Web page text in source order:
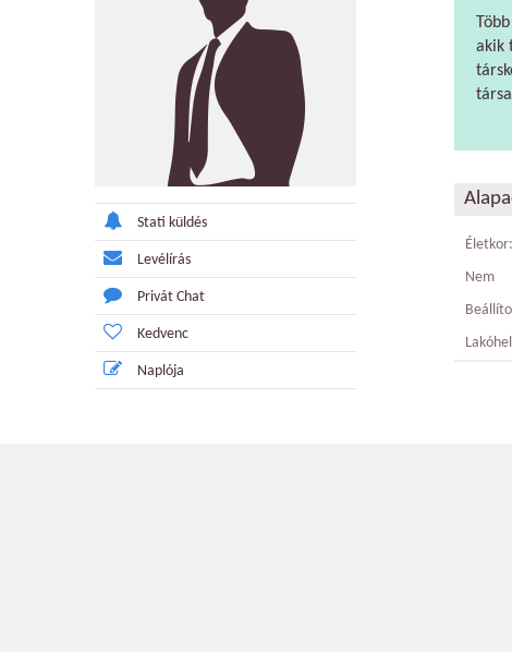
Stati küldés
Levélírás
Privát Chat
Kedvenc
Naplója
akik
Életkor:
Nem